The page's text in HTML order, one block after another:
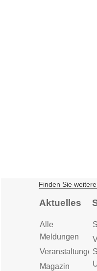
Finden Sie
Aktuelles
Alle
Meldungen
Veranstaltungen
Magazin